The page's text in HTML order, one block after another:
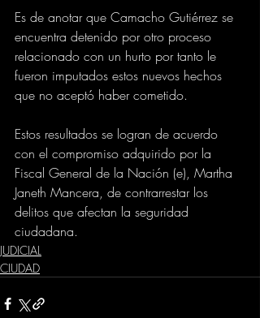
Es de anotar que Camacho Gutiérrez se
encuentra detenido por otro proceso
relacionado con un hurto por tanto le
fueron imputados estos nuevos hechos
que no aceptó haber cometido.
Estos resultados se logran de acuerdo
con el compromiso adquirido por la
Fiscal General de la Nación (e), Martha
Janeth Mancera, de contrarrestar los
delitos que afectan la seguridad
ciudadana.
JUDICIAL
CIUDAD